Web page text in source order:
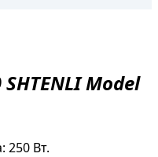
SHTENLI Model
250 Вт.